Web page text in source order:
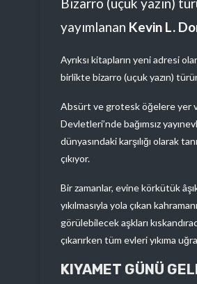
yayımlanan Kevin L.
Ayrıksı kitapların yeni adresi
birlikte bizarro (uçuk yazın)
Absürt ve grotesk öğelere yer
Devletleri’nde bağımsız
dünyasındaki karşılığı olarak
çıkıyor.
Bir zamanlar, evine körkütük
yıkılmasıyla yola çıkan
görülebilecek aşkları
çıkarırken tüm evleri yıkıma
KIYAMET GÜNÜ